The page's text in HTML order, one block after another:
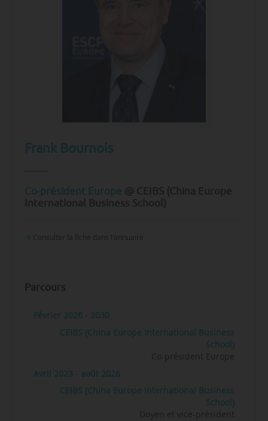
Frank Bournois
Co-président Europe
Parcours
Février 2026 - 2030
CEIBS (China Europe International Business
School)
Co-président Europe
Avril 2023 - août 2026
CEIBS (China Europe International Business
School)
Doyen et vice-président